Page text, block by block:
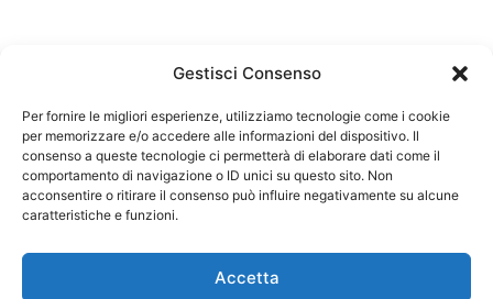
Gestisci Consenso
Per fornire le migliori esperienze, utilizziamo tecnologie come i cookie
per memorizzare e/o accedere alle informazioni del dispositivo. Il
consenso a queste tecnologie ci permetterà di elaborare dati come il
comportamento di navigazione o ID unici su questo sito. Non
acconsentire o ritirare il consenso può influire negativamente su alcune
caratteristiche e funzioni.
Accetta
Federazione Nazionale Degli Ordini dei Biologi:
codice fiscale 80069130583
Responsabile sito internet www.fnob.it: Vincenzo